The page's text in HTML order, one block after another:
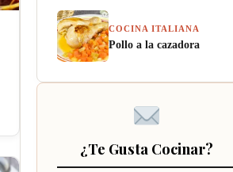
COCINA ITALIANA
Pollo a la cazadora
¿Te Gusta Cocinar?